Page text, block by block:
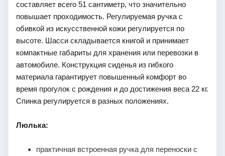
составляет всего 51 сантиметр, что значительно
повышает проходимость. Регулируемая ручка с
обивкой из искусственной кожи регулируется по
высоте. Шасси складывается книгой и принимает
компактные габариты для хранения или перевозки в
автомобиле. Конструкция сиденья из гибкого
материала гарантирует повышенный комфорт во
время прогулок с рождения и до достижения веса 22 кг.
Спинка регулируется в разных положениях.
Люлька:
практичная встроенная ручка для переноски с